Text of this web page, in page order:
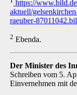
https://
aktuell/
raeuber-
2 Ebenda.
Der Minister des
Schreiben vom 5.
Einvernehmen mit